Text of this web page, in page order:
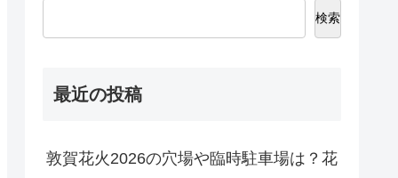
検索
最近の投稿
敦賀花火2026の穴場や臨時駐車場は？花